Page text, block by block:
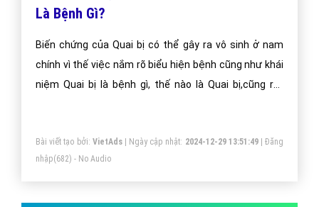
Là Bệnh Gì?
Biến chứng của Quai bị có thể gây ra vô sinh ở nam
chính vì thế việc nắm rõ biểu hiện bệnh cũng như khái
niệm Quai bị là bệnh gì, thế nào là Quai bị,cũng rất
Bài viết tạo bởi: VietAds| Ngày cập nhật: 2024-12-29 13:51:49|Đăng
nhập(682) - No Audio